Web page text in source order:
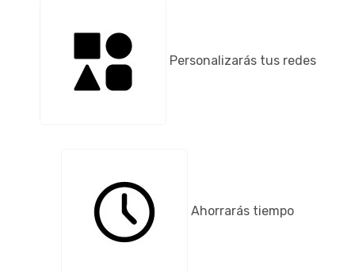
Personalizarás tus redes
Ahorrarás tiempo